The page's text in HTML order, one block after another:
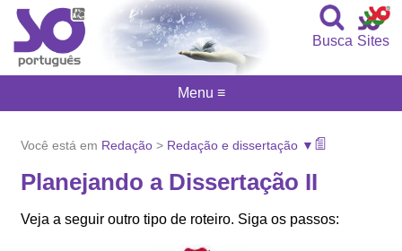
Sites
Busca
Você está em Redação > Redação e dissertação ▼
Planejando a Dissertação II
Veja a seguir outro tipo de roteiro. Siga os passos: